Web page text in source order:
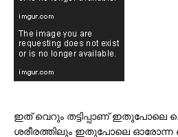
ഇത് വെറും തട്ടിപ്പാണ്
ശരീരത്തിലും ഇതുപോലെ ഓരോന്ന